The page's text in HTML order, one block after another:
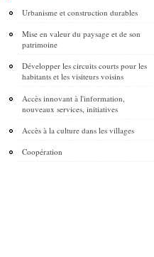
Urbanisme et construction durables
Mise en valeur du paysage et de son
patrimoine
Développer les circuits courts pour les
habitants et les visiteurs voisins
Accès innovant à l'information,
nouveaux services, initiatives
Accès à la culture dans les villages
Coopération